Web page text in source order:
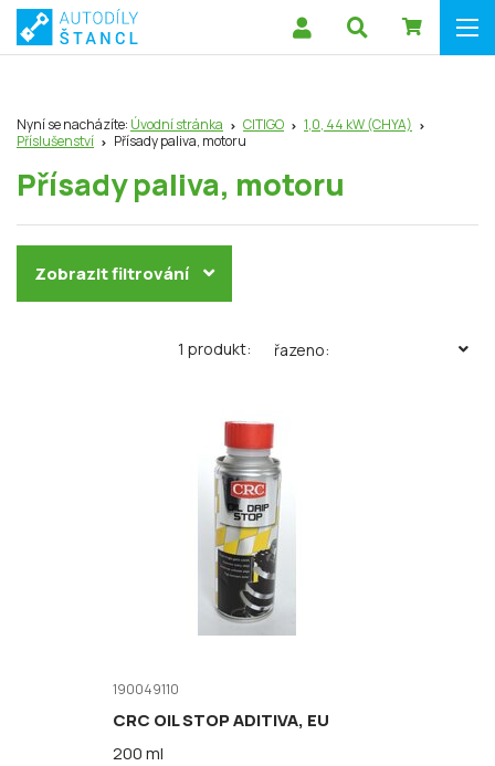
Nyní se nacházíte: Úvodní stránka CITIGO
1,0, 44 kW (CHYA)
Příslušenství
Přísady paliva, motoru
Přísady paliva, motoru
Zobrazit filtrování
1 produkt: řazeno:
190049110
CRC OIL STOP ADITIVA, EU
200 ml